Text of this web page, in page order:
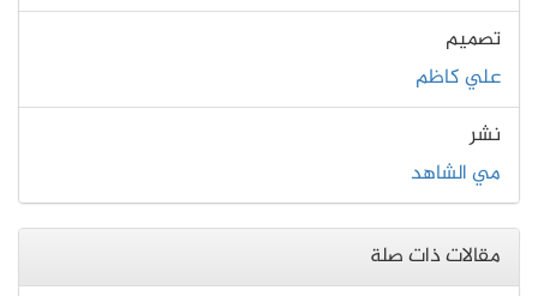
تصميم
علي كاظم
نشر
مي الشاهد
مقالات ذات صلة